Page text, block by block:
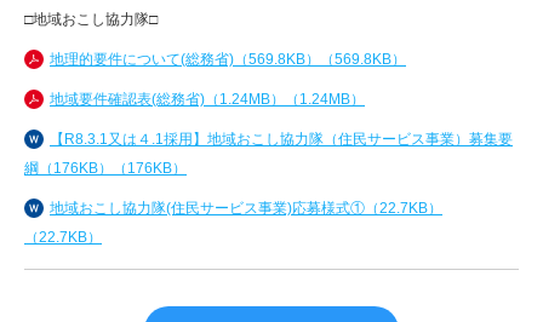
□地域おこし協力隊□
地理的要件について(総務省)（569.8KB）（569.8KB）
地域要件確認表(総務省)（1.24MB）（1.24MB）
【R8.3.1又は４.1採用】地域おこし協力隊（住民サービス事業）募集要
綱（176KB）（176KB）
地域おこし協力隊(住民サービス事業)応募様式①（22.7KB）
（22.7KB）